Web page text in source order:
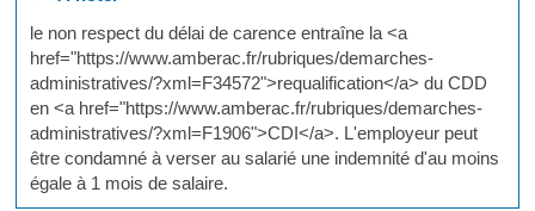
le non respect du délai de carence entraîne la <a
href="https://www.amberac.fr/rubriques/demarches-
administratives/?xml=F34572">requalification</a> du CDD
en <a href="https://www.amberac.fr/rubriques/demarches-
administratives/?xml=F1906">CDI</a>. L'employeur peut
être condamné à verser au salarié une indemnité d'au moins
égale à 1 mois de salaire.